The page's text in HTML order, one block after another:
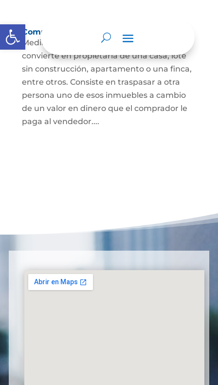
Abrir barra de herramientas
Compraventa de inmuebles
Mediante este contrato, una persona se
convierte en propietaria de una casa, lote
sin construcción, apartamento o una finca,
entre otros. Consiste en traspasar a otra
persona uno de esos inmuebles a cambio
de un valor en dinero que el comprador le
paga al vendedor....